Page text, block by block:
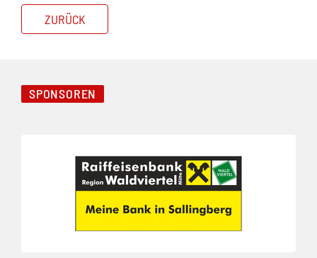
ZURÜCK
SPONSOREN